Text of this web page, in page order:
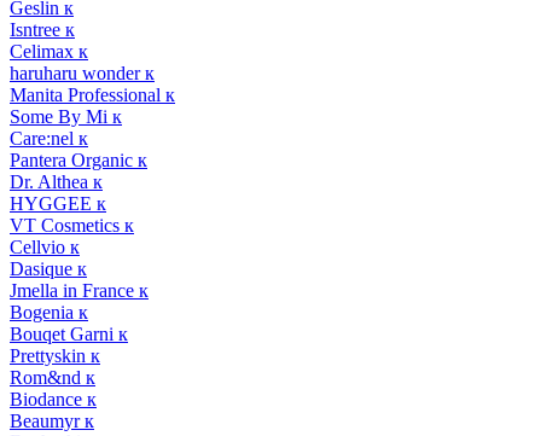
Geslin к
Isntree к
Celimax к
haruharu wonder к
Manita Professional к
Some By Mi к
Care:nel к
Pantera Organic к
Dr. Althea к
HYGGEE к
VT Cosmetics к
Cellvio к
Dasique к
Jmella in France к
Bogenia к
Bouqet Garni к
Prettyskin к
Rom&nd к
Biodance к
Beaumyr к